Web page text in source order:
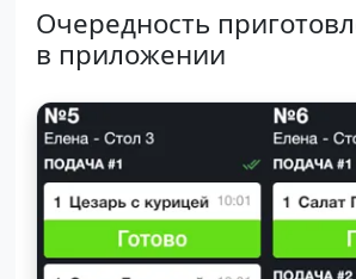
Очередность
в приложении